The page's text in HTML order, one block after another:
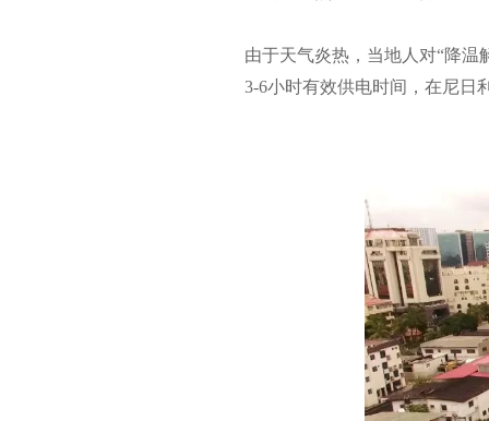
由于天气炎热，当地人对“降
3-6小时有效供电时间，在尼日